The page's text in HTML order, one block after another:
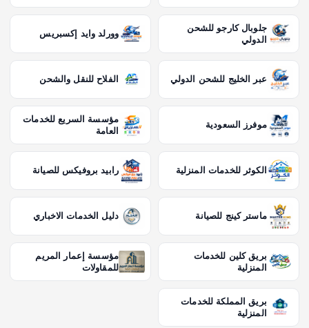
جلوبال كارجو للشحن
الدولي
وورلد وايد إكسبريس
عبر الخليج للشحن الدولي الفلاح للنقل والشحن
موفرز السعودية
مؤسسة السريع للخدمات
العامة
الكوثر للخدمات المنزلية رابيد بروفيكس للصيانة
ماستر كينج للصيانة دليل الخدمات الاخباري
بريق كلين للخدمات
المنزلية
مؤسسة إعمار المريم
للمقاولات
بريق المملكة للخدمات
المنزلية